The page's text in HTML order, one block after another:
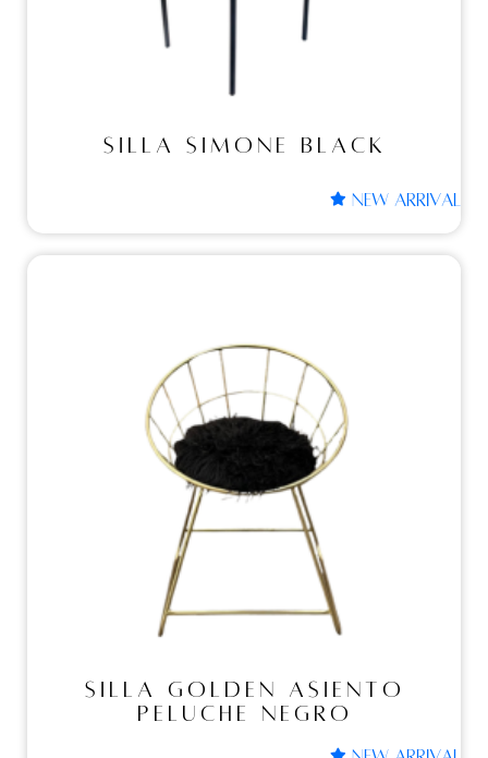
SILLA SIMONE BLACK
NEW ARRIVAL
SILLA GOLDEN ASIENTO
PELUCHE NEGRO
SILLA GOLDEN ASIENTO
PELUCHE NEGRO